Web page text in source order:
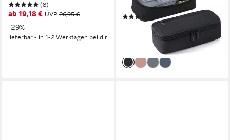
(8)
ab 19,18 € UVP 26,95 €
-29%
lieferbar - in 1-2 Werktagen bei dir
(1-tlg)
(1)
23,99 €
lieferbar - in 5-6 Werktagen bei dir